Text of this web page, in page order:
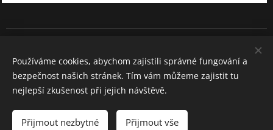
Všechna práva vyhrazena 2026
Cookies
Jazyky
Používáme cookies, abychom zajistili správné fungování a
bezpečnost našich stránek. Tím vám můžeme zajistit tu
nejlepší zkušenost při jejich návštěvě.
Přijmout nezbytné Přijmout vše